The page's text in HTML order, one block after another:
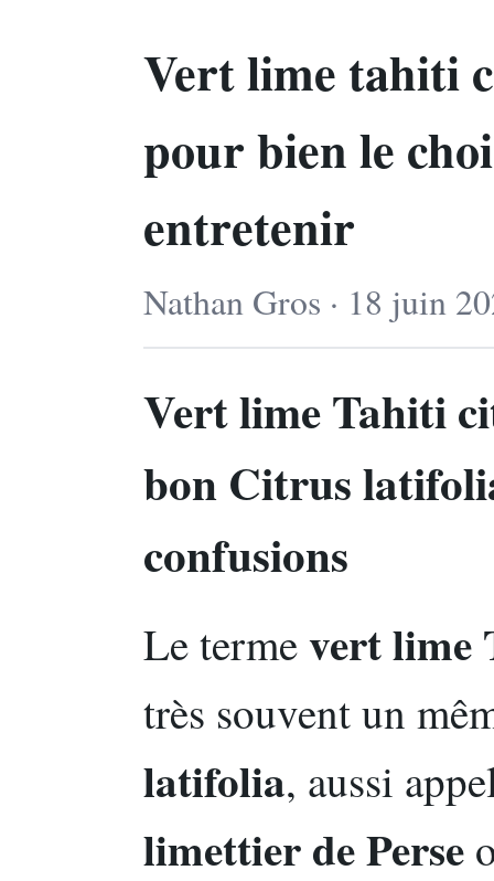
Vert lime tahiti
pour bien le
entretenir
Nathan Gros · 18 juin
Vert lime Tahiti
bon Citrus
confusions
Le termevert lime
très souvent un
latifolia, aussi
limettier de Perse